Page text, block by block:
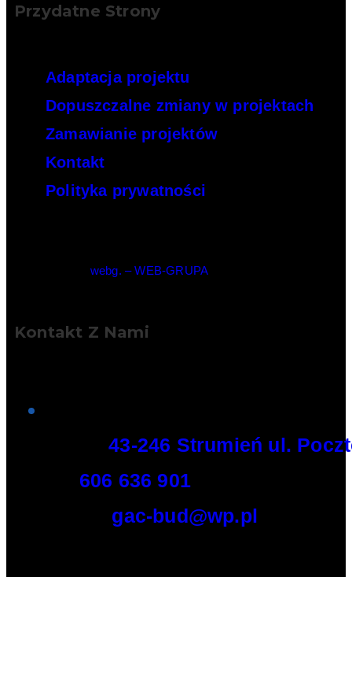
Przydatne Strony
Adaptacja projektu
Dopuszczalne zmiany w projektach
Zamawianie projektów
Kontakt
Polityka prywatności
webg. – WEB-GRUPA
Kontakt Z Nami
Adres:43-246 Strumień ul.
606 636 901
gac-bud@wp.pl